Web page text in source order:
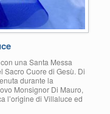
una Santa Messa
Sacro Cuore di Gesù. Di
durante la
Monsignor Di Mauro,
l’origine di Villaluce ed